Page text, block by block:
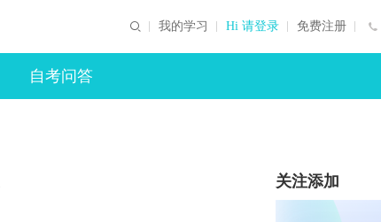
我的学习 Hi 请登录 免费注册
自考问答
关注添加